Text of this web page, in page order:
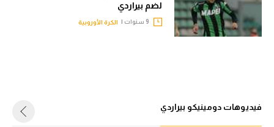
تقرير في الجول
لضم بيراردي
الكرة الأوروبية
فيديوهات دومينيكو بيراردي